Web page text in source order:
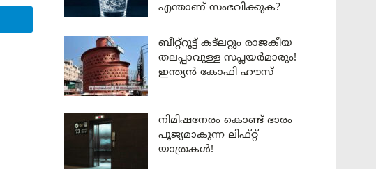
എന്താണ് സംഭവിക്കുക?
ബീറ്റ്‌റൂട്ട് കട്‌ലറ്റും രാജകീയ
തലപ്പാവുള്ള സപ്ലയർമാരും!
ഇന്ത്യൻ കോഫി ഹൗസ്
നിമിഷനേരം കൊണ്ട് ഭാരം
പൂജ്യമാകുന്ന ലിഫ്റ്റ്
യാത്രകൾ!